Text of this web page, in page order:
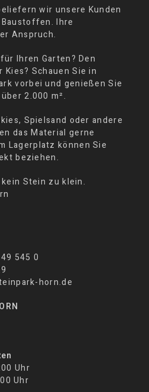
wir unsere Kunden
Ihre
Anspruch.
Ihren Garten? Den
Schauen Sie in
vorbei und genießen Sie
2.000 m².
Spielsand oder andere
das Material gerne
Lagerplatz können Sie
beziehen.
Stein zu klein.
545 0
horn.de
Uhr
Uhr